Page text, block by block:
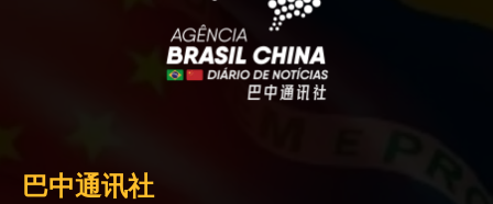
巴中通讯社